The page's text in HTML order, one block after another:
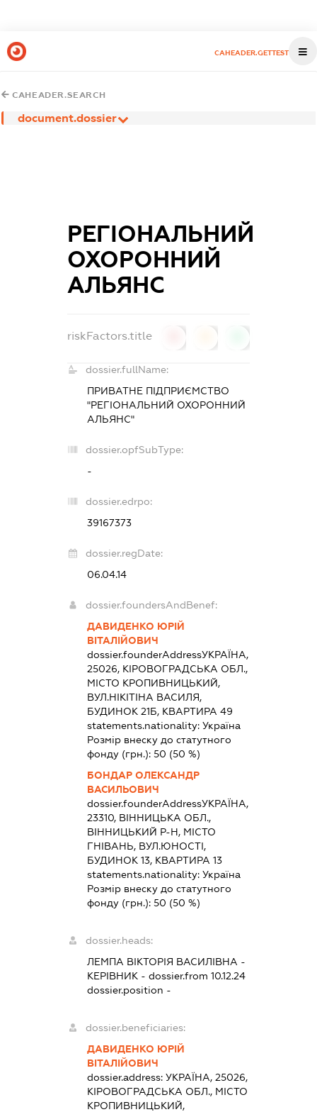
CAHEADER.GETTEST
CAHEADER.SEARCH
document.dossier
РЕГІОНАЛЬНИЙ
ОХОРОННИЙ
АЛЬЯНС
riskFactors.title
dossier.fullName:
ПРИВАТНЕ ПІДПРИЄМСТВО
"РЕГІОНАЛЬНИЙ ОХОРОННИЙ
АЛЬЯНС"
dossier.opfSubType:
-
dossier.edrpo:
39167373
dossier.regDate:
06.04.14
dossier.foundersAndBenef:
ДАВИДЕНКО ЮРІЙ
ВІТАЛІЙОВИЧ
dossier.founderAddressУКРАЇНА,
25026, КІРОВОГРАДСЬКА ОБЛ.,
МІСТО КРОПИВНИЦЬКИЙ,
ВУЛ.НІКІТІНА ВАСИЛЯ,
БУДИНОК 21Б, КВАРТИРА 49
statements.nationality:Україна
Розмір внеску до статутного
фонду (грн.):50 (50 %)
БОНДАР ОЛЕКСАНДР
ВАСИЛЬОВИЧ
dossier.founderAddressУКРАЇНА,
23310, ВІННИЦЬКА ОБЛ.,
ВІННИЦЬКИЙ Р-Н, МІСТО
ГНІВАНЬ, ВУЛ.ЮНОСТІ,
БУДИНОК 13, КВАРТИРА 13
statements.nationality:Україна
Розмір внеску до статутного
фонду (грн.):50 (50 %)
dossier.heads:
ЛЕМПА ВІКТОРІЯ ВАСИЛІВНА -
КЕРІВНИК - dossier.from 10.12.24
dossier.position -
dossier.beneficiaries:
ДАВИДЕНКО ЮРІЙ
ВІТАЛІЙОВИЧ
dossier.address:УКРАЇНА, 25026,
КІРОВОГРАДСЬКА ОБЛ., МІСТО
КРОПИВНИЦЬКИЙ,